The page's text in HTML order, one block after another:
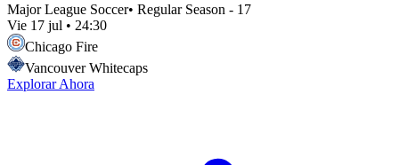
Major League Soccer• Regular Season - 17
Vie 17 jul • 24:30
Chicago Fire
Vancouver Whitecaps
Explorar Ahora